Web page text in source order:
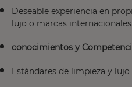
Deseable experiencia en
lujo o marcas internacionales.
conocimientos y
Estándares de limpieza y